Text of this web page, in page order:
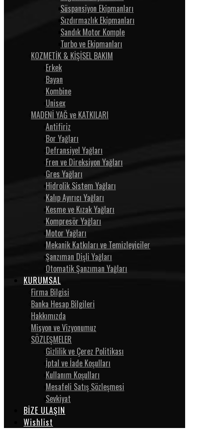
Süspansiyon Ekipmanları
Sızdırmazlık Ekipmanları
Sandık Motor Komple
Turbo ve Ekipmanları
KOZMETİK & KİŞİSEL BAKIM
Erkek
Bayan
Kombine
Unisex
MADENİ YAĞ ve KATKILARI
Antifiriz
Bor Yağları
Defransiyel Yağları
Fren ve Direksiyon Yağları
Gres Yağları
Hidrolik Sistem Yağları
Kalıp Ayırıcı Yağları
Kesme ve Kızak Yağları
Kompresör Yağları
Motor Yağları
Mekanik Katkıları ve Temizleyiciler
Şanzıman Dişli Yağları
Otomatik Şanzıman Yağları
KURUMSAL
Firma Bilgisi
Banka Hesap Bilgileri
Hakkımızda
Misyon ve Vizyonumuz
SÖZLEŞMELER
Gizlilik ve Çerez Politikası
İptal ve İade Koşulları
Kullanım Koşulları
Mesafeli Satış Sözleşmesi
Sevkiyat
BİZE ULAŞIN
Wishlist